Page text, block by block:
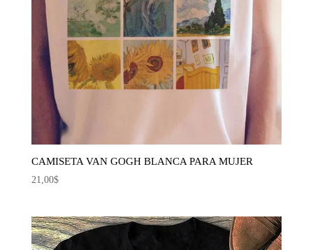
CAMISETA VAN GOGH BLANCA PARA MUJER
21,00$